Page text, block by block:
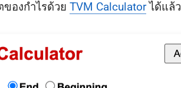
ของกำไรด้วย TVM Calculatorได้แล้ว